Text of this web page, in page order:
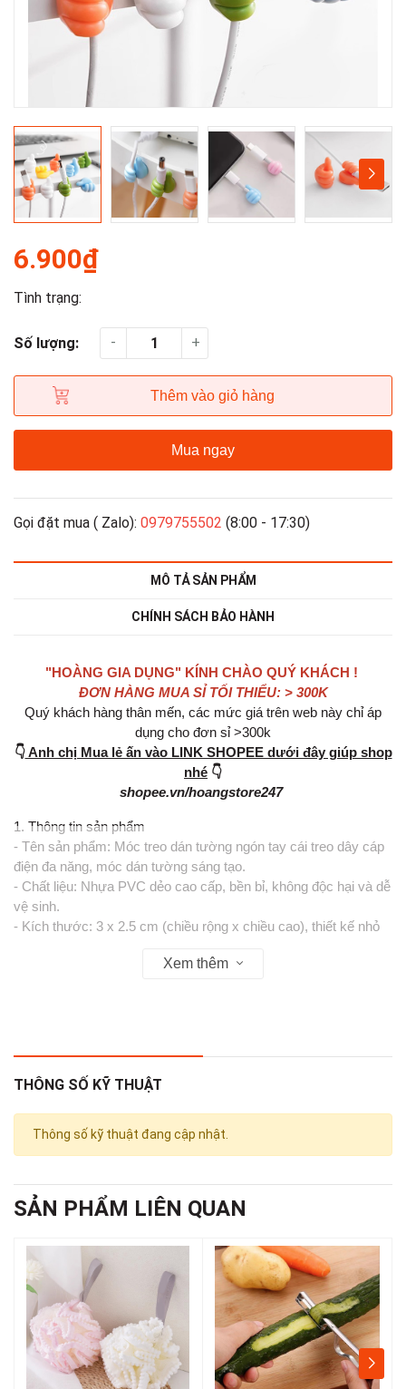
6.900₫
Tình trạng:
Số lượng: - +
Thêm vào giỏ hàng
Mua ngay
Gọi đặt mua ( Zalo): 0979755502 (8:00 - 17:30)
MÔ TẢ SẢN PHẨM
CHÍNH SÁCH BẢO HÀNH
"HOÀNG GIA DỤNG" KÍNH CHÀO QUÝ KHÁCH !
ĐƠN HÀNG MUA SỈ TỐI THIỂU: > 300K
Quý khách hàng thân mến, các mức giá trên web này chỉ áp
dụng cho đơn sỉ >300k
👇Anh chị Mua lẻ ấn vào LINK SHOPEE dưới đây giúp shop
nhé 👇
shopee.vn/hoangstore247
1. Thông tin sản phẩm
- Tên sản phẩm: Móc treo dán tường ngón tay cái treo dây cáp
điện đa năng, móc dán tường sáng tạo.
- Chất liệu: Nhựa PVC dẻo cao cấp, bền bỉ, không độc hại và dễ
vệ sinh.
- Kích thước: 3 x 2.5 cm (chiều rộng x chiều cao), thiết kế nhỏ
- Màu sắc: Nhiều màu sắc tươi sáng như xanh lá, xanh dương,
- Thiết kế hình ngón tay cái ngộ nghĩnh, trang trí không gian làm
việc, học tập thêm sinh động.
- Giữ dây cáp sạc, dây tai nghe, dây điện gọn gàng, tránh rối và
- Dán được trên nhiều bề mặt phẳng: tường, mặt bàn, tủ,
gương, kính.
- Dễ dàng lắp đặt: bóc lớp keo và dán, không cần khoan vít hay
dụng cụ hỗ trợ.
- Phù hợp cho gia đình, văn phòng, trường học hoặc phòng
khách.
3. Công dụng
- Treo và cố định dây cáp sạc điện thoại, máy tính bảng, dây
Xem thêm
THÔNG SỐ KỸ THUẬT
Thông số kỹ thuật đang cập nhật.
SẢN PHẨM LIÊN QUAN